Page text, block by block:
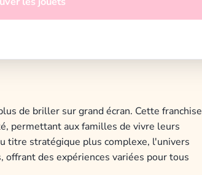
de briller sur grand écran. Cette franchise
permettant aux familles de vivre leurs
titre stratégique plus complexe, l'univers
des expériences variées pour tous